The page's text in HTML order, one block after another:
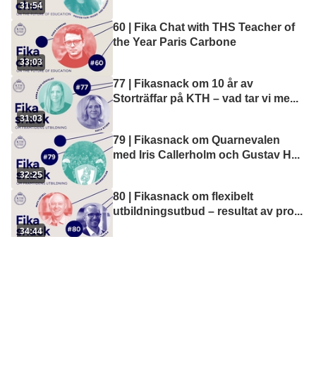
31:54
33:03
60 | Fika Chat with THS Teacher of
the Year Paris Carbone
31:03
77 | Fikasnack om 10 år av
Storträffar på KTH – vad tar vi me...
32:25
79 | Fikasnack om Quarnevalen
med Iris Callerholm och Gustav H ...
34:44
80 | Fikasnack om flexibelt
utbildningsutbud – resultat av pro...